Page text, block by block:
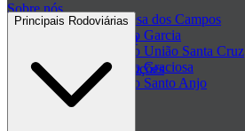
Sobre nós
Central de ajuda - FAQ
Regulamento de Promoções
Clube de ofertas
Passagem Princesa dos Campos
Passagem Viação Garcia
Passagem Viação União Santa Cruz
Passagem Viação Graciosa
Passagem Viação Santo Anjo
+ Viações
Principais Rodoviárias